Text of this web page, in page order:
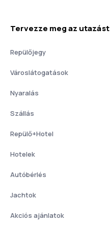
Tervezze meg az utazást
Repülőjegy
Városlátogatások
Nyaralás
Szállás
Repülő+Hotel
Hotelek
Autóbérlés
Jachtok
Akciós ajánlatok